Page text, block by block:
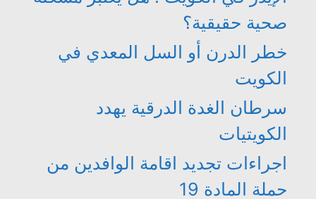
صحية حقيقية؟
خطر الدرن أو السل المعدي في
الكويت
سرطان الغدة الدرقية يهدد
الكويتيات
اجراءات تجديد اقامة الوافدين من
حملة المادة 19